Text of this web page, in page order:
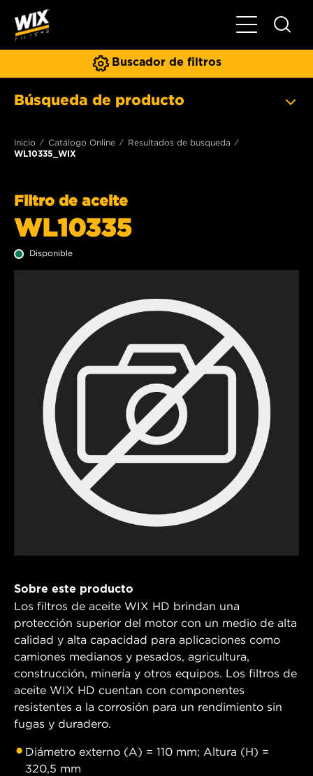
Toggle
Buscador de filtros
Búsqueda de producto
Inicio Catálogo Online
Resultados de busqueda
WL10335_WIX
Filtro de aceite
WL10335
Disponible
Sobre este producto
Los filtros de aceite WIX HD brindan una
protección superior del motor con un medio de alta
calidad y alta capacidad para aplicaciones como
camiones medianos y pesados, agricultura,
construcción, minería y otros equipos. Los filtros de
aceite WIX HD cuentan con componentes
resistentes a la corrosión para un rendimiento sin
fugas y duradero.
Diámetro externo (A) = 110 mm; Altura (H) =
320,5 mm